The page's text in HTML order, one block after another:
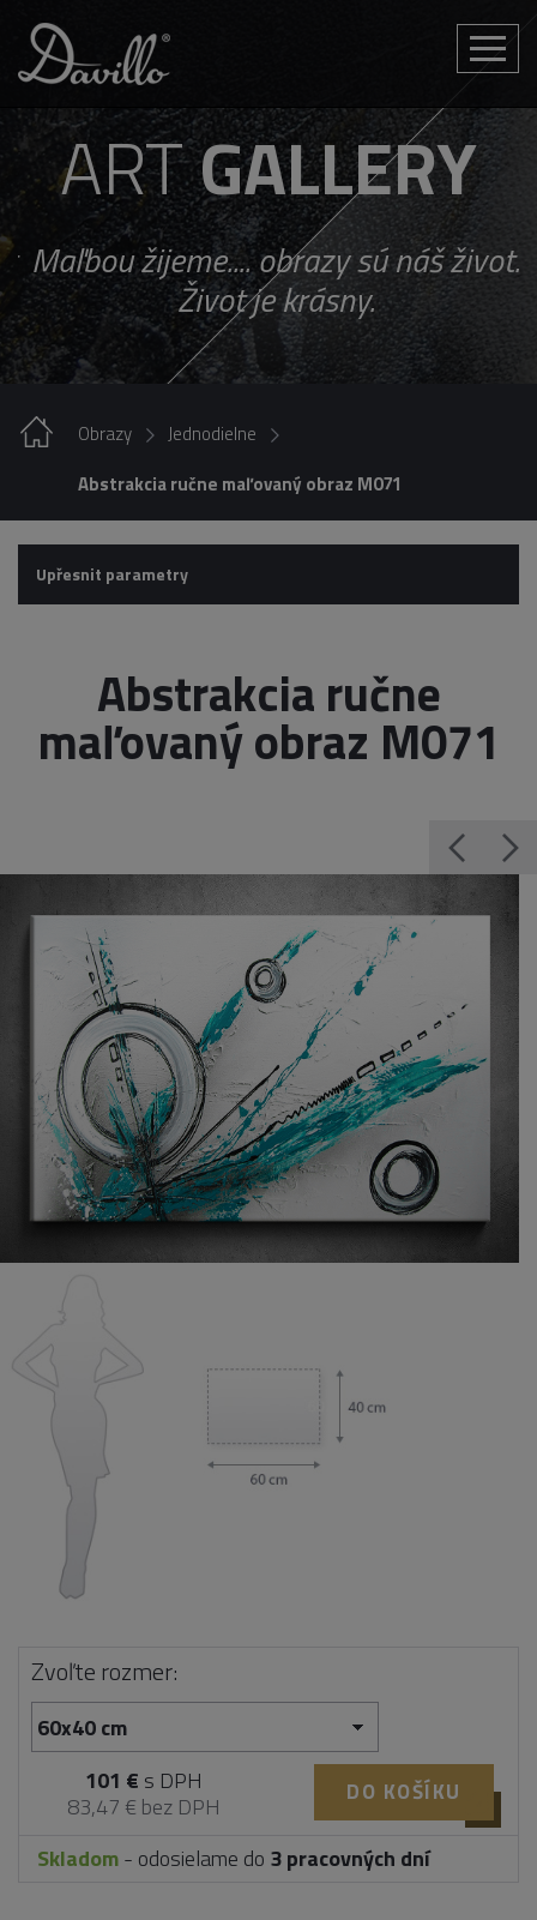
Toggle
ARTGALLERY
Maľbou žijeme.... obrazy sú náš život.
Život je krásny.
Obrazy
Jednodielne
Abstrakcia ručne maľovaný obraz M071
Upřesnit parametry
Abstrakcia ručne
maľovaný obraz M071
Zvoľte rozmer:
101 € s DPH
83,47 € bez DPH
DO KOŠÍKU
Skladom- odosielame do 3 pracovných dní